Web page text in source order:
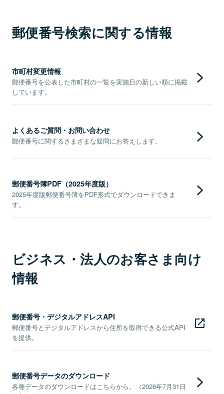
郵便番号検索に関する情報
市町村変更情報
郵便番号を公表した市町村の一覧を実施日の新しい順に掲載
しています。
よくあるご質問・お問い合わせ
郵便番号に関するさまざまな疑問にお答えします。
郵便番号簿PDF（2025年度版）
2025年度版郵便番号簿をPDF形式でダウンロードできま
す。
ビジネス・法人のお客さま向け
情報
郵便番号・デジタルアドレスAPI
郵便番号とデジタルアドレスから住所を取得できる公式API
を提供。
郵便番号データのダウンロード
各種データのダウンロードはこちらから。（2026年7月31日